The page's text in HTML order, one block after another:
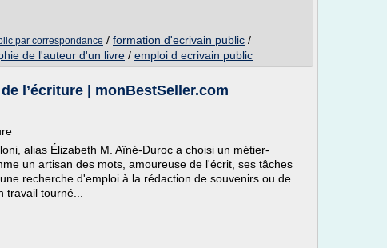
par correspondance / formation d'ecrivain public /
de l'auteur d'un livre / emploi d ecrivain public
l’écriture | monBestSeller.com
alias Élizabeth M. Aîné-Duroc a choisi un métier-
un artisan des mots, amoureuse de l'écrit, ses tâches
recherche d'emploi à la rédaction de souvenirs ou de
tourné...